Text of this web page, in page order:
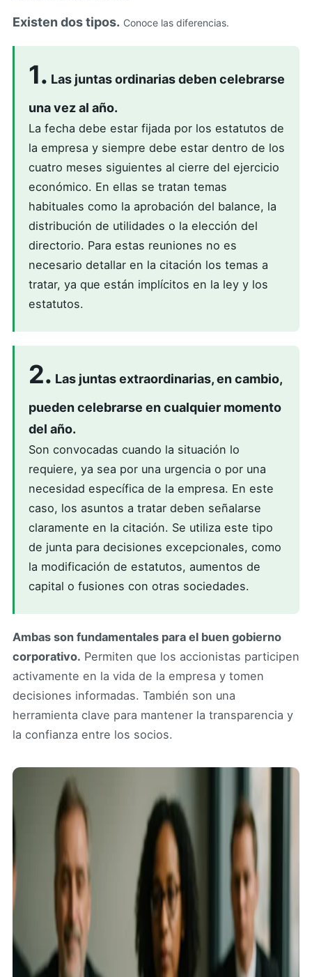
Existen dos tipos. Conoce las diferencias.
1. Las juntas ordinarias deben celebrarse
una vez al año.
La fecha debe estar fijada por los estatutos de
la empresa y siempre debe estar dentro de los
cuatro meses siguientes al cierre del ejercicio
económico. En ellas se tratan temas
habituales como la aprobación del balance, la
distribución de utilidades o la elección del
directorio. Para estas reuniones no es
necesario detallar en la citación los temas a
tratar, ya que están implícitos en la ley y los
estatutos.
2. Las juntas extraordinarias, en cambio,
pueden celebrarse en cualquier momento
del año.
Son convocadas cuando la situación lo
requiere, ya sea por una urgencia o por una
necesidad específica de la empresa. En este
caso, los asuntos a tratar deben señalarse
claramente en la citación. Se utiliza este tipo
de junta para decisiones excepcionales, como
la modificación de estatutos, aumentos de
capital o fusiones con otras sociedades.
Ambas son fundamentales para el buen gobierno
corporativo. Permiten que los accionistas participen
activamente en la vida de la empresa y tomen
decisiones informadas. También son una
herramienta clave para mantener la transparencia y
la confianza entre los socios.